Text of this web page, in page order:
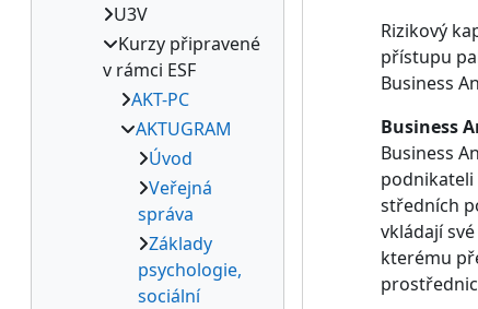
Rizikový
přístupu
Business
Business
Business
podnikateli
středních
vkládají
kterému
U3V
Kurzy připravené
v rámci ESF
AKT-PC
AKTUGRAM
Úvod
Veřejná
správa
Základy
psychologie,
sociální